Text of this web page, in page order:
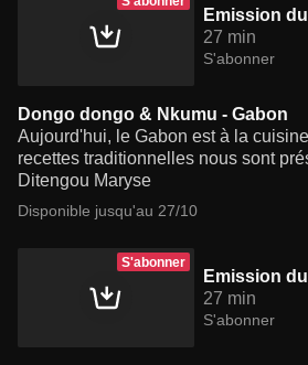
Emission
27 min
S'abonner
Dongo dongo & Nkumu - Gabon
Aujourd'hui, le Gabon est à la
recettes traditionnelles nous sont
Ditengou Maryse
Disponible jusqu'au 27/10
S'abonner
Emission
27 min
S'abonner